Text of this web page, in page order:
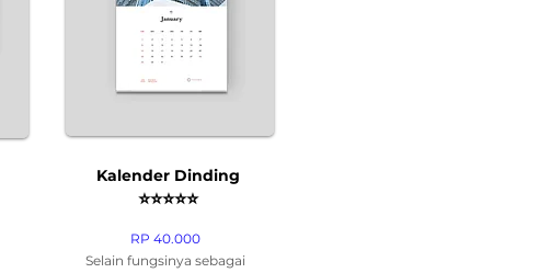
Kalender Dinding
⭐⭐⭐⭐⭐
RP 40.000
Selain fungsinya sebagai